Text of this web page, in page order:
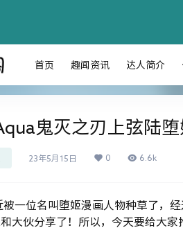
首页 趣闻资讯 达人简介
鬼灭之刃上弦陆
23年5月15日 0 6.6k
被一位名叫 堕姬漫画人物种草了，
大伙分享了！所以，今天要给大家